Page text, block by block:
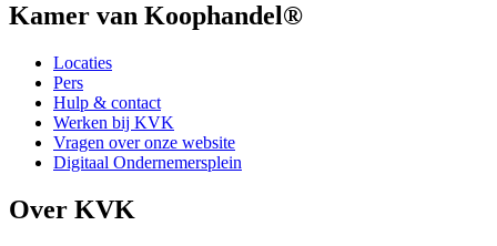
Kamer van Koophandel®
Locaties
Pers
Hulp & contact
Werken bij KVK
Vragen over onze website
Digitaal Ondernemersplein
Over KVK